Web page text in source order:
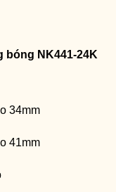
bóng NK441-24K
34mm
41mm